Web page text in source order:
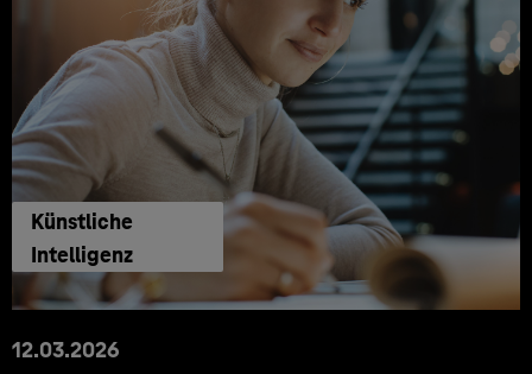
Künstliche
Intelligenz
12.03.2026